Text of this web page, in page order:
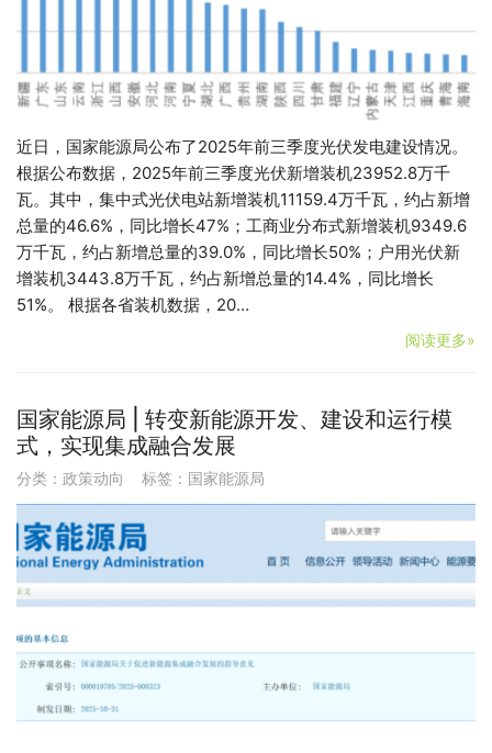
近日，国家能源局公布了2025年前三季度光伏发电建设情况。
根据公布数据，2025年前三季度光伏新增装机23952.8万千
瓦。其中，集中式光伏电站新增装机11159.4万千瓦，约占新增
总量的46.6%，同比增长47%；工商业分布式新增装机9349.6
万千瓦，约占新增总量的39.0%，同比增长50%；户用光伏新
增装机3443.8万千瓦，约占新增总量的14.4%，同比增长
51%。 根据各省装机数据，20…
阅读更多»
国家能源局 | 转变新能源开发、建设和运行模
式，实现集成融合发展
分类： 政策动向 标签： 国家能源局